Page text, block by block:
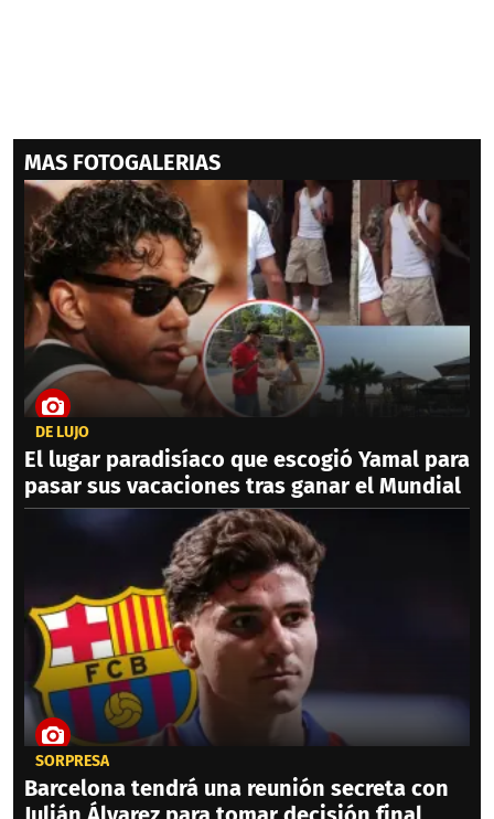
MAS FOTOGALERIAS
DE LUJO
El lugar paradisíaco que escogió Yamal para
pasar sus vacaciones tras ganar el Mundial
SORPRESA
Barcelona tendrá una reunión secreta con